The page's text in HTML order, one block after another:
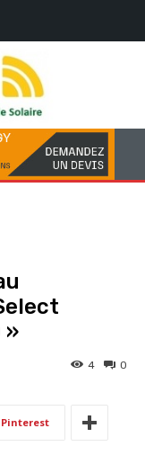
»
0
4
Pinterest